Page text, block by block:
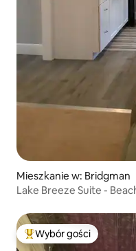
Mieszkanie w: Bridgman
Lake Breeze Suite -
Najpopularniejsze z
Wybór gości